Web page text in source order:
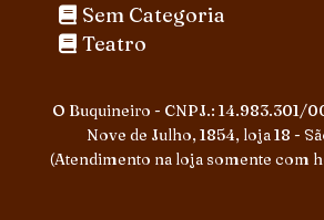
Sem Categoria
Teatro
O Buquineiro - CNPJ.: 14.983.301/
Nove de Julho, 1854, loja 18 -
(Atendimento na loja somente com